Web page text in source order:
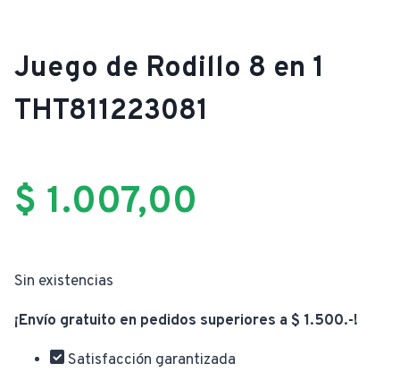
Juego de Rodillo 8 en 1
THT811223081
$ 1.007,00
Sin existencias
¡Envío gratuito en pedidos superiores a $ 1.500.-!
Satisfacción garantizada